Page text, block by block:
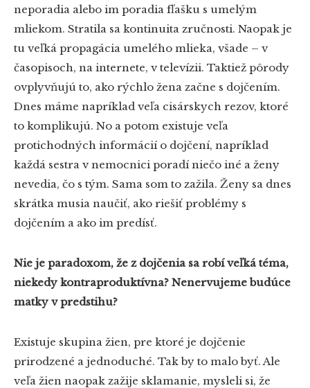
neporadia alebo im poradia fľašku s umelým
mliekom. Stratila sa kontinuita zručnosti. Naopak je
tu veľká propagácia umelého mlieka, všade – v
časopisoch, na internete, v televízii. Taktiež pôrody
ovplyvňujú to, ako rýchlo žena začne s dojčením.
Dnes máme napríklad veľa cisárskych rezov, ktoré
to komplikujú. No a potom existuje veľa
protichodných informácií o dojčení, napríklad
každá sestra v nemocnici poradí niečo iné a ženy
nevedia, čo s tým. Sama som to zažila. Ženy sa dnes
skrátka musia naučiť, ako riešiť problémy s
dojčením a ako im predísť.
Nie je paradoxom, že z dojčenia sa robí veľká téma,
niekedy kontraproduktívna? Nenervujeme budúce
matky v predstihu?
Existuje skupina žien, pre ktoré je dojčenie
prirodzené a jednoduché. Tak by to malo byť. Ale
veľa žien naopak zažije sklamanie, mysleli si, že